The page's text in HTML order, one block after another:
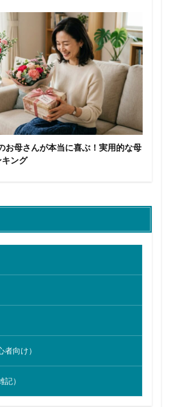
お母さんが本当に喜ぶ！実用的な母
ング
向け）
）